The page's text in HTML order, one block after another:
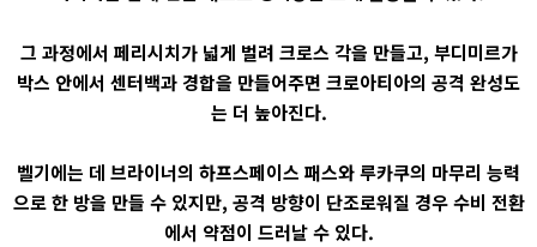
그 과정에서 페리시치가 넓게 벌려 크로스 각을 만들고, 부디미르가
박스 안에서 센터백과 경합을 만들어주면 크로아티아의 공격 완성도
는 더 높아진다.
벨기에는 데 브라이너의 하프스페이스 패스와 루카쿠의 마무리 능력
으로 한 방을 만들 수 있지만, 공격 방향이 단조로워질 경우 수비 전환
에서 약점이 드러날 수 있다.